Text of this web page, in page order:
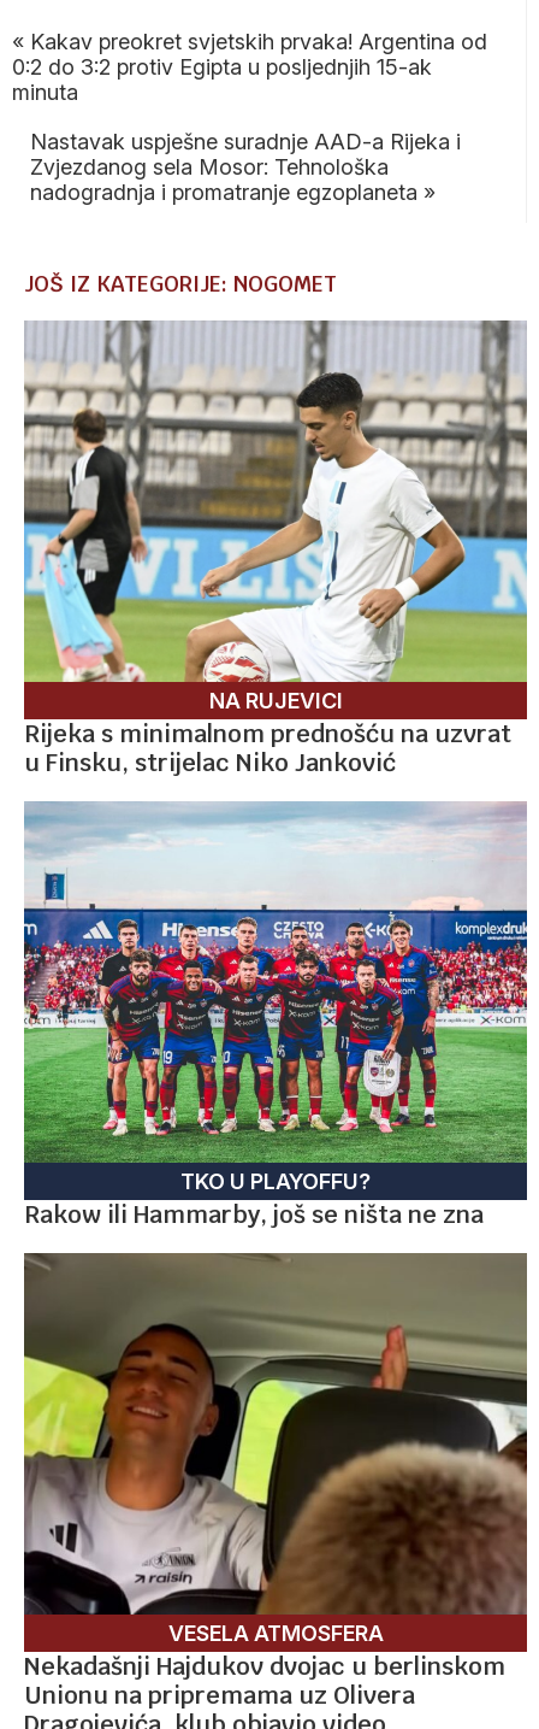
« Kakav preokret svjetskih prvaka! Argentina od
0:2 do 3:2 protiv Egipta u posljednjih 15-ak
minuta
Nastavak uspješne suradnje AAD-a Rijeka i
Zvjezdanog sela Mosor: Tehnološka
nadogradnja i promatranje egzoplaneta »
JOŠ IZ KATEGORIJE: NOGOMET
NA RUJEVICI
Rijeka s minimalnom prednošću na uzvrat
u Finsku, strijelac Niko Janković
TKO U PLAYOFFU?
Rakow ili Hammarby, još se ništa ne zna
VESELA ATMOSFERA
Nekadašnji Hajdukov dvojac u berlinskom
Unionu na pripremama uz Olivera